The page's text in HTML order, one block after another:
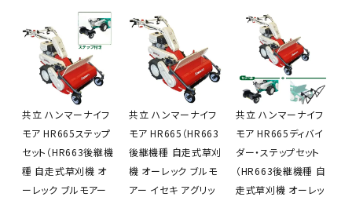
共立 ハンマーナイフ
モア HR665ステップ
セット（HR663後継機
種 自走式草刈機 オ
ーレック ブルモアー
共立 ハンマーナイフ
モア HR665（HR663
後継機種 自走式草刈
機 オーレック ブルモ
アー イセキ アグリッ
共立 ハンマーナイフ
モア HR665ディバイ
ダー・ステップセット
（HR663後継機種 自
走式草刈機 オーレッ